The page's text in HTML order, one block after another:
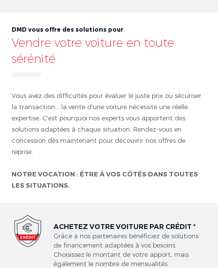
DMD vous offre des solutions pour
Vendre votre voiture en toute
sérénité
Vous avez des difficultés pour évaluer le juste prix ou sécuriser
la transaction... la vente d'une voiture nécessite une réelle
expertise. C'est pourquoi nos experts vous apportent des
solutions adaptées à chaque situation. Rendez-vous en
concession dès maintenant pour découvrir nos offres de
reprise.
NOTRE VOCATION : ÊTRE À VOS CÔTÉS DANS TOUTES
LES SITUATIONS.
ACHETEZ VOTRE VOITURE PAR CRÉDIT *
Grâce à nos partenaires bénéficiez de solutions
de financement adaptées à vos besoins.
Choisissez le montant de votre apport, mais
également le nombre de mensualités.